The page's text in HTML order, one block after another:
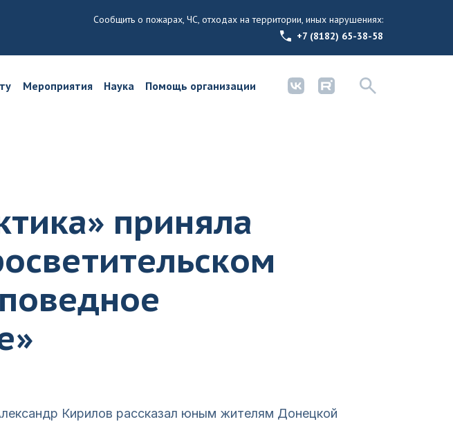
Сообщить о пожарах, ЧС, отходах на территории, иных нарушениях:
+7 (8182) 65-38-58
Мероприятия Наука Помощь организации
приняла
Кирилов рассказал юным жителям Донецкой